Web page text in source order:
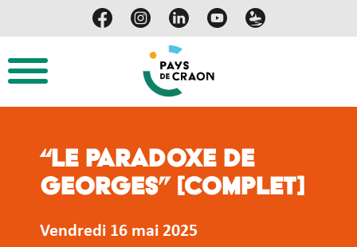
“Le Paradoxe de
Georges” [COMPLET]
Vendredi 16 mai 2025